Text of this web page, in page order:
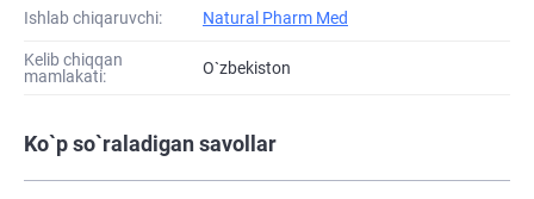
Ishlab chiqaruvchi: Natural Pharm Med
Kelib chiqqan
mamlakati:
O`zbekiston
Ko`p so`raladigan savollar